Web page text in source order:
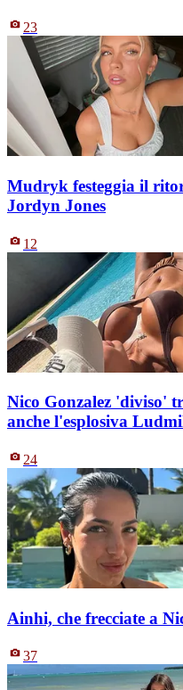
23
Mudryk festeggia il
Jordyn Jones
12
Nico Gonzalez 'diviso'
anche l'esplosiva
24
Ainhi, che frecciate a
37